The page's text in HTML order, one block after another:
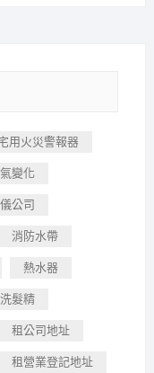
用火災警報器
變化
公司
消防水帶
熱水器
髮精
租公司地址
租營業登記地址